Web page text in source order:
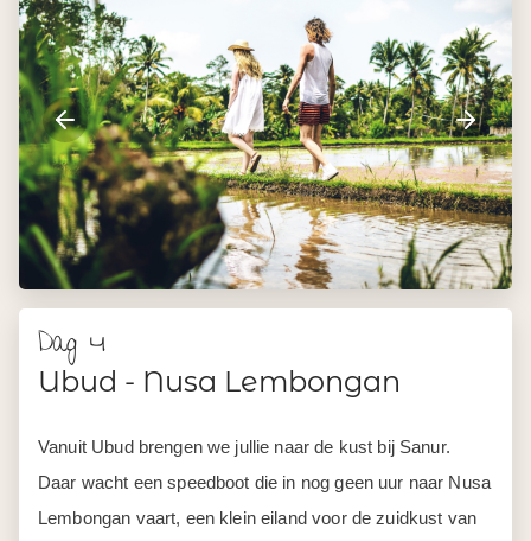
Dag 4
Ubud - Nusa Lembongan
Vanuit Ubud brengen we jullie naar de kust bij Sanur.
Daar wacht een speedboot die in nog geen uur naar Nusa
Lembongan vaart, een klein eiland voor de zuidkust van